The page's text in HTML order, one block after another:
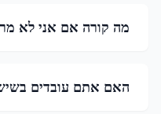
מה קורה אם אני לא
האם אתם עובדים